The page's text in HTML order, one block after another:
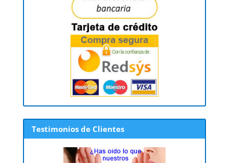
Testimonios de Clientes